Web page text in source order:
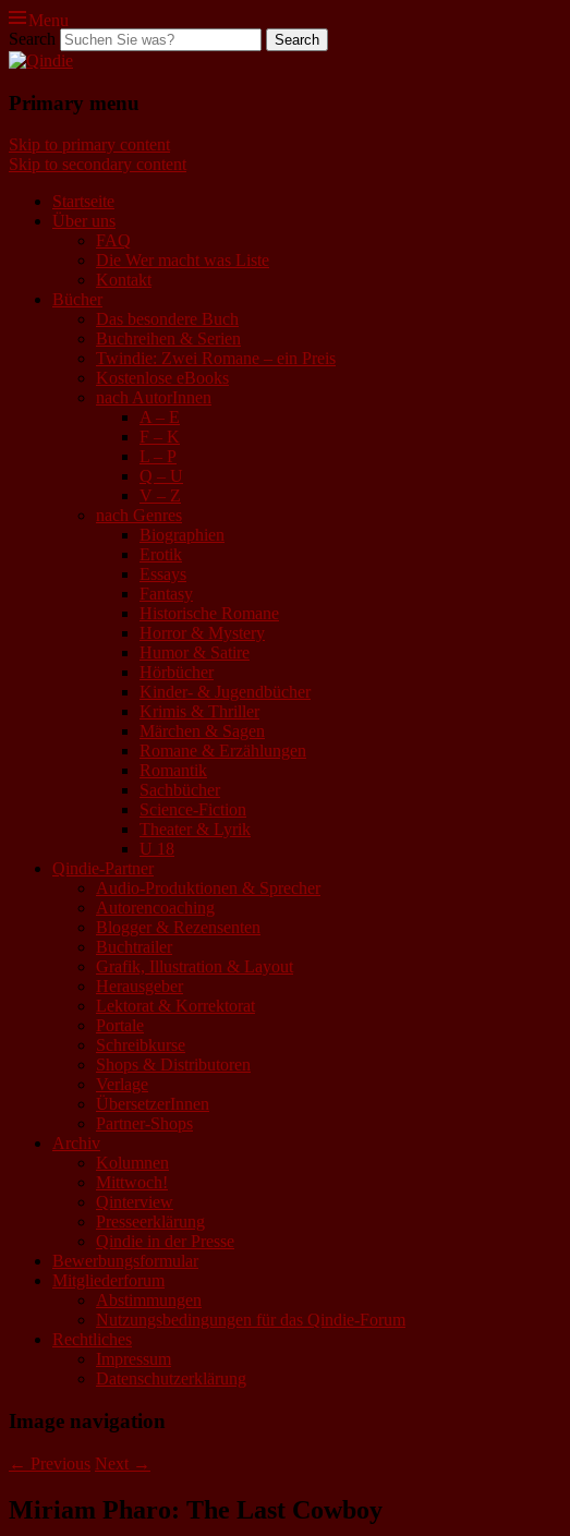
Menu
Qindie
Search
Primary menu
Skip to primary content
Skip to secondary content
Startseite
Über uns
FAQ
Die Wer macht was Liste
Kontakt
Bücher
Das besondere Buch
Buchreihen & Serien
Twindie: Zwei Romane – ein Preis
Kostenlose eBooks
nach AutorInnen
A – E
F – K
L – P
Q – U
V – Z
nach Genres
Biographien
Erotik
Essays
Fantasy
Historische Romane
Horror & Mystery
Humor & Satire
Hörbücher
Kinder- & Jugendbücher
Krimis & Thriller
Märchen & Sagen
Romane & Erzählungen
Romantik
Sachbücher
Science-Fiction
Theater & Lyrik
U 18
Qindie-Partner
Audio-Produktionen & Sprecher
Autorencoaching
Blogger & Rezensenten
Buchtrailer
Grafik, Illustration & Layout
Herausgeber
Lektorat & Korrektorat
Portale
Schreibkurse
Shops & Distributoren
Verlage
ÜbersetzerInnen
Partner-Shops
Archiv
Kolumnen
Mittwoch!
Qinterview
Presseerklärung
Qindie in der Presse
Bewerbungsformular
Mitgliederforum
Abstimmungen
Nutzungsbedingungen für das Qindie-Forum
Rechtliches
Impressum
Datenschutzerklärung
Image navigation
← Previous Next →
Miriam Pharo: The Last Cowboy